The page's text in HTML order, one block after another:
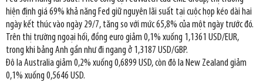
hiện định giá 69% khả năng Fed giữ nguyên lãi suất tại cuộc họp kéo dài hai
ngày kết thúc vào ngày 29/7, tăng so với mức 65,8% của một ngày trước đó.
Trên thị trường ngoại hối, đồng euro giảm 0,1% xuống 1,1361 USD/EUR,
trong khi bảng Anh gần như đi ngang ở 1,3187 USD/GBP.
Đô la Australia giảm 0,2% xuống 0,6899 USD, còn đô la New Zealand giảm
0,1% xuống 0,5646 USD.